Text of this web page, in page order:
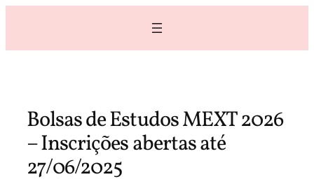
Bolsas de Estudos MEXT 2026
– Inscrições abertas até
27/06/2025